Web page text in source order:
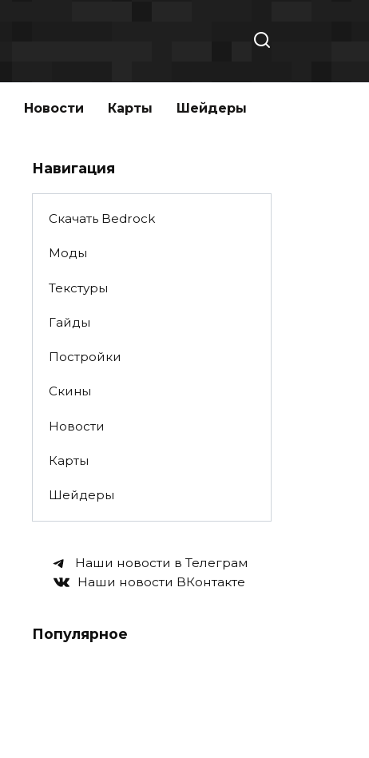
Новости Карты Шейдеры
Навигация
Скачать Bedrock
Моды
Текстуры
Гайды
Постройки
Скины
Новости
Карты
Шейдеры
Наши новости в Телеграм
Наши новости ВКонтакте
Популярное